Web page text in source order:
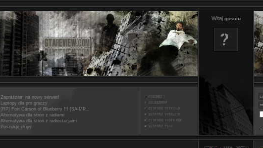
Zapraszam na nowy serwer!
Laptopy dla pro graczy
[RP] Fort Carson of Blueberry !!! [SA-MP...
Alternatywa dla stron z radiami
Alternatywa dla stron z radiostacjami
Poszukje ekipy
Witaj gosciu